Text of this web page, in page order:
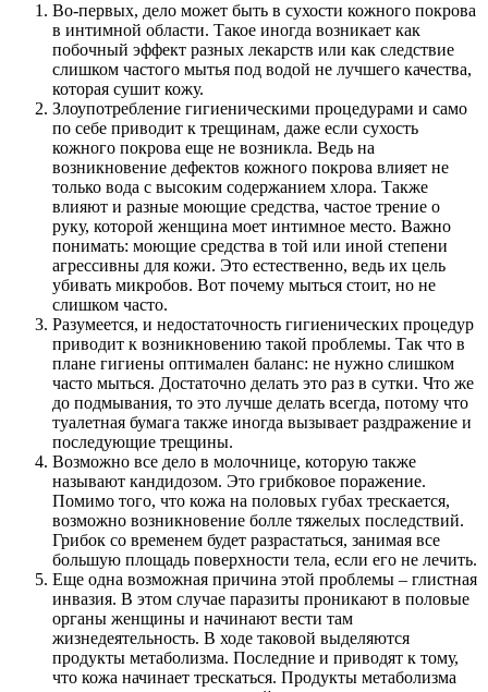
Во-первых, дело может быть в сухости кожного покрова
в интимной области. Такое иногда возникает как
побочный эффект разных лекарств или как следствие
слишком частого мытья под водой не лучшего качества,
которая сушит кожу.
Злоупотребление гигиеническими процедурами и само
по себе приводит к трещинам, даже если сухость
кожного покрова еще не возникла. Ведь на
возникновение дефектов кожного покрова влияет не
только вода с высоким содержанием хлора. Также
влияют и разные моющие средства, частое трение о
руку, которой женщина моет интимное место. Важно
понимать: моющие средства в той или иной степени
агрессивны для кожи. Это естественно, ведь их цель
убивать микробов. Вот почему мыться стоит, но не
слишком часто.
Разумеется, и недостаточность гигиенических процедур
приводит к возникновению такой проблемы. Так что в
плане гигиены оптимален баланс: не нужно слишком
часто мыться. Достаточно делать это раз в сутки. Что же
до подмывания, то это лучше делать всегда, потому что
туалетная бумага также иногда вызывает раздражение и
последующие трещины.
Возможно все дело в молочнице, которую также
называют кандидозом. Это грибковое поражение.
Помимо того, что кожа на половых губах трескается,
возможно возникновение болле тяжелых последствий.
Грибок со временем будет разрастаться, занимая все
большую площадь поверхности тела, если его не лечить.
Еще одна возможная причина этой проблемы – глистная
инвазия. В этом случае паразиты проникают в половые
органы женщины и начинают вести там
жизнедеятельность. В ходе таковой выделяются
продукты метаболизма. Последние и приводят к тому,
что кожа начинает трескаться. Продукты метаболизма